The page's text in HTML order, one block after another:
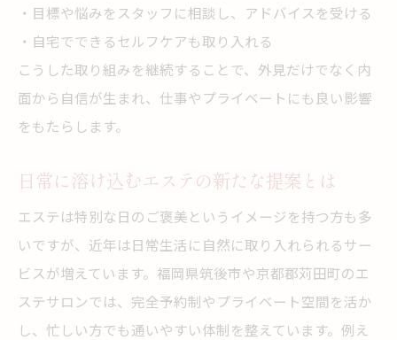
一人ひとりに合ったエステ施術の重要性
オーダーメイドエステの魅力と安心感
エステの個別対応がもたらす満足度向上
・目標や悩みをスタッフに相談し、アドバイスを受ける
・自宅でできるセルフケアも取り入れる
こうした取り組みを継続することで、外見だけでなく内
面から自信が生まれ、仕事やプライベートにも良い影響
をもたらします。
日常に溶け込むエステの新たな提案とは
エステは特別な日のご褒美というイメージを持つ方も多
いですが、近年は日常生活に自然に取り入れられるサー
ビスが増えています。福岡県筑後市や京都郡苅田町のエ
ステサロンでは、完全予約制やプライベート空間を活か
し、忙しい方でも通いやすい体制を整えています。例え